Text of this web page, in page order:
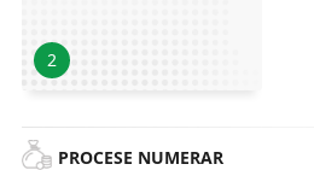
PROCESE NUMERAR
2